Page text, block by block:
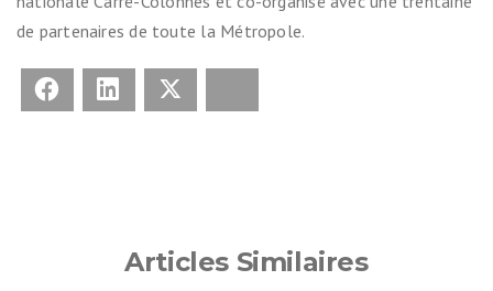
de partenaires de toute la Métropole.
Facebook LinkedIn
Articles Similaires